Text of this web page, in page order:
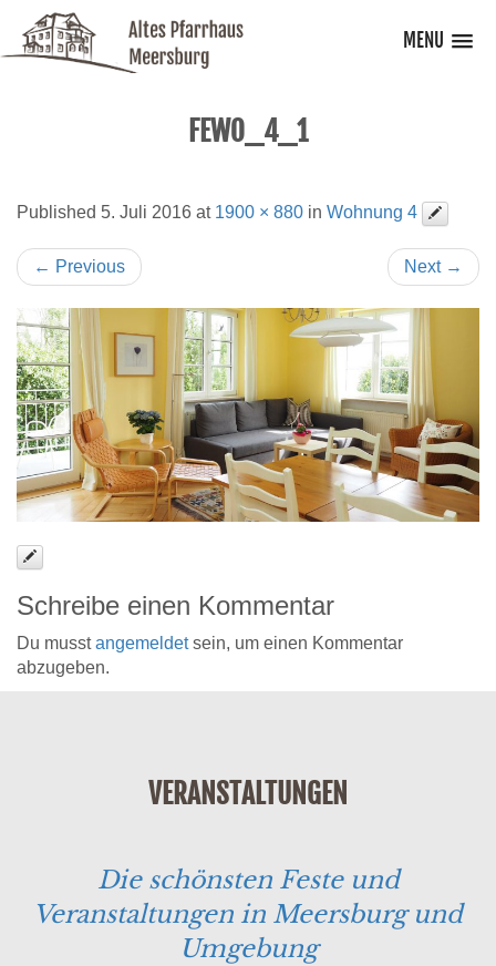
MENU
FEWO_4_1
Published 5. Juli 2016 at 1900 × 880 in Wohnung 4
← Previous Next →
Schreibe einen Kommentar
Du musstangemeldetsein, um einen Kommentar
abzugeben.
VERANSTALTUNGEN
Die schönsten Feste und
Veranstaltungen in Meersburg und
Umgebung